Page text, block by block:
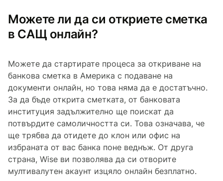
Можете ли да си откриете сметка
в САЩ онлайн?
Можете да стартирате процеса за откриване на
банкова сметка в Америка с подаване на
документи онлайн, но това няма да е достатъчно.
За да бъде открита сметката, от банковата
институция задължително ще поискат да
потвърдите самоличността си. Това означава, че
ще трябва да отидете до клон или офис на
избраната от вас банка поне веднъж. От друга
страна, Wise ви позволява да си отворите
мултивалутен акаунт изцяло онлайн безплатно.